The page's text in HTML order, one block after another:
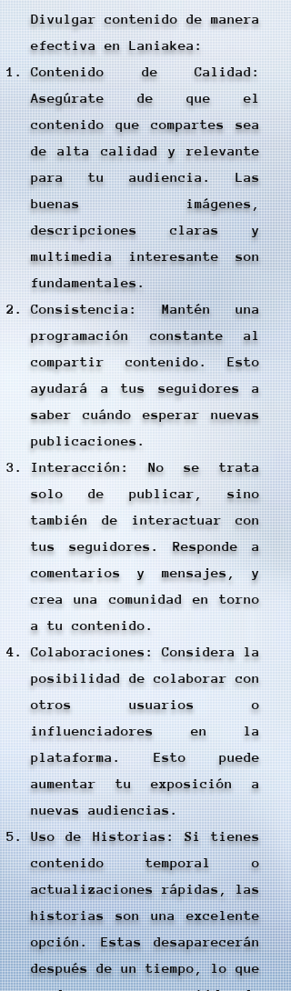
Divulgar contenido de manera
efectiva en Laniakea:
Contenido de Calidad:
Asegúrate de que el
contenido que compartes sea
de alta calidad y relevante
para tu audiencia. Las
buenas imágenes,
descripciones claras y
multimedia interesante son
fundamentales.
Consistencia: Mantén una
programación constante al
compartir contenido. Esto
ayudará a tus seguidores a
saber cuándo esperar nuevas
publicaciones.
Interacción: No se trata
solo de publicar, sino
también de interactuar con
tus seguidores. Responde a
comentarios y mensajes, y
crea una comunidad en torno
a tu contenido.
Colaboraciones: Considera la
posibilidad de colaborar con
otros usuarios o
influenciadores en la
plataforma. Esto puede
aumentar tu exposición a
nuevas audiencias.
Uso de Historias: Si tienes
contenido temporal o
actualizaciones rápidas, las
historias son una excelente
opción. Estas desaparecerán
después de un tiempo, lo que